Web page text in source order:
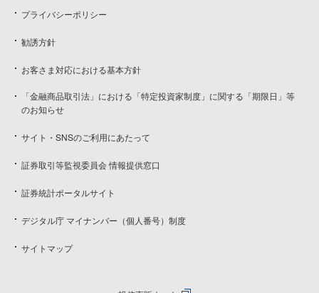
プライバシーポリシー
勧誘方針
お客さま対応における基本方針
「金融商品取引法」における「特定投資家制度」に関する「期限日」等
のお知らせ
サイト・SNSのご利用にあたって
証券取引等監視委員会 情報提供窓口
証券統計ポータルサイト
デジタル庁 マイナンバー（個人番号）制度
サイトマップ